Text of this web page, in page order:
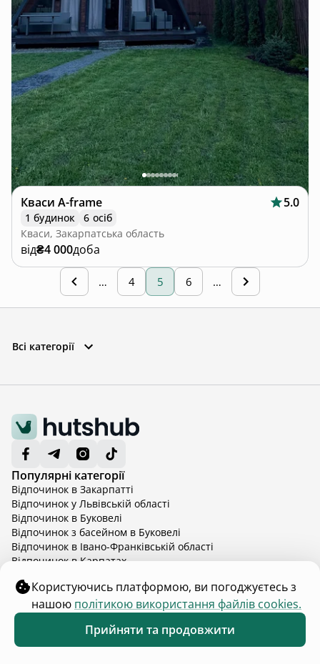
Кваси A-frame 5.0
1 будинок
6 осіб
Кваси, Закарпатська область
від₴4 000доба
… 4 5 6 …
Всі категорії
Популярні категорії
Відпочинок в Закарпатті
Відпочинок у Львівській області
Відпочинок в Буковелі
Відпочинок з басейном в Буковелі
Відпочинок в Івано-Франківській області
Відпочинок в Карпатах
Відпочинок в Київській області
Відпочинок в Київській області з басейном
Відпочинок в Тернопільській області
Відпочинок у Вінницькій області
Відпочинок в Яремче
Показати більше
Для власників та гостей
Каталог помешкань
Правила розміщення
Розмістити помешкання
Користуючись платформою, ви погоджуєтесь з
нашою політикою використання файлів cookies.
Прийняти та продовжити
Каталог